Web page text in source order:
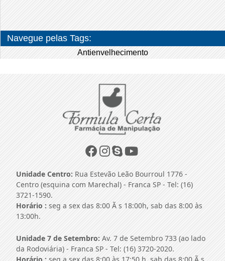
Navegue pelas Tags:
Antienvelhecimento
Unidade Centro: Rua Estevão Leão Bourroul 1776 -
Centro (esquina com Marechal) - Franca SP - Tel: (16)
3721-1590.
Horário : seg a sex das 8:00 Ã s 18:00h, sab das 8:00 às
13:00h.
Unidade 7 de Setembro: Av. 7 de Setembro 733 (ao lado
da Rodoviária) - Franca SP - Tel: (16) 3720-2020.